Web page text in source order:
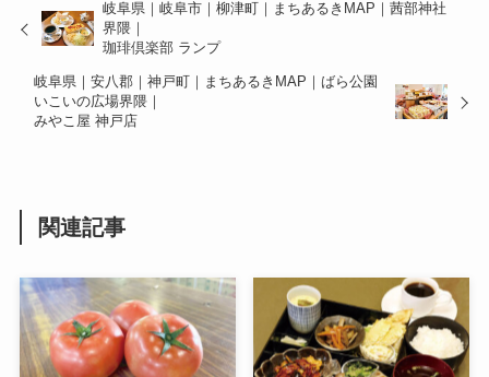
岐阜県｜岐阜市｜柳津町｜まちあるきMAP｜茜部神社
界隈｜
珈琲倶楽部 ランプ
岐阜県｜安八郡｜神戸町｜まちあるきMAP｜ばら公園
いこいの広場界隈｜
みやこ屋 神戸店
関連記事